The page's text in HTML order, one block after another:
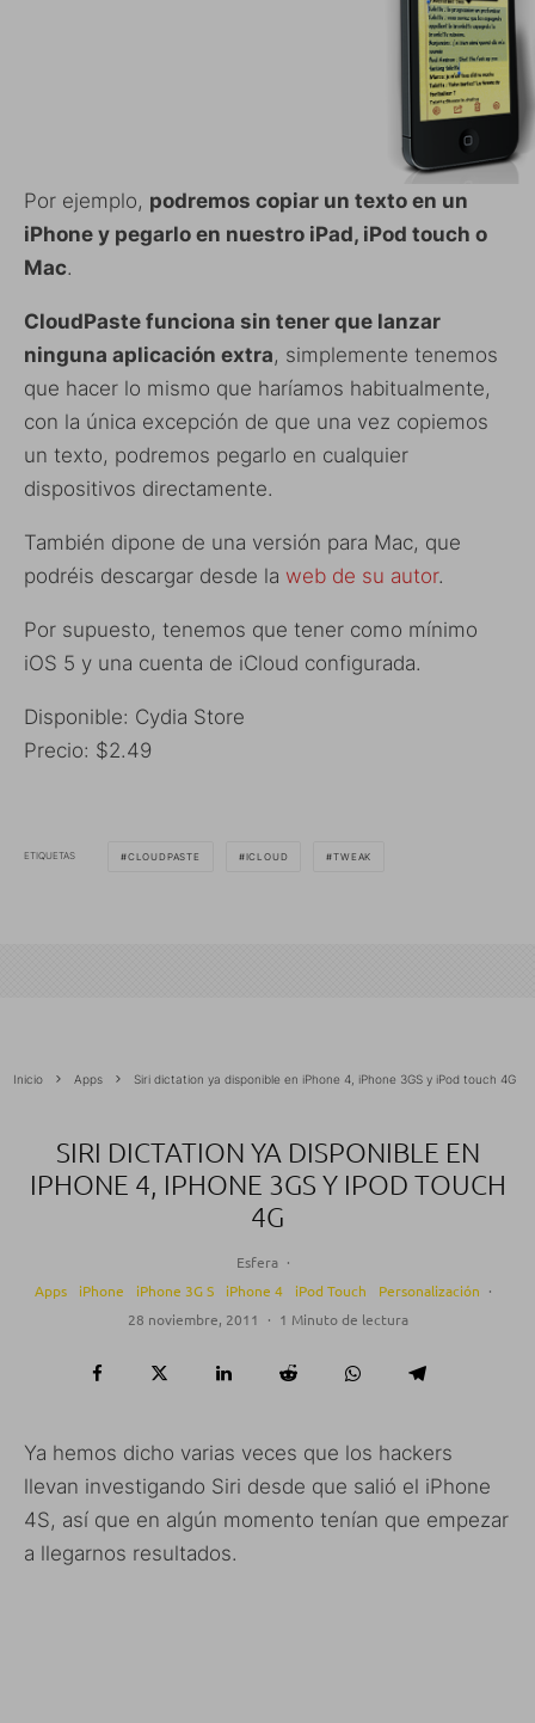
Por ejemplo, podremos copiar un texto en un
iPhone y pegarlo en nuestro iPad, iPod touch o
Mac.
CloudPaste funciona sin tener que lanzar
ninguna aplicación extra, simplemente tenemos
que hacer lo mismo que haríamos habitualmente,
con la única excepción de que una vez copiemos
un texto, podremos pegarlo en cualquier
dispositivos directamente.
También dipone de una versión para Mac, que
podréis descargar desde la web de su autor.
Por supuesto, tenemos que tener como mínimo
iOS 5 y una cuenta de iCloud configurada.
Disponible: Cydia Store
Precio: $2.49
ETIQUETAS CLOUDPASTE ICLOUD TWEAK
Inicio Apps Siri dictation ya disponible en iPhone 4, iPhone 3GS y iPod touch 4G
SIRI DICTATION YA DISPONIBLE EN
IPHONE 4, IPHONE 3GS Y IPOD TOUCH
4G
Esfera ·
Apps
iPhone iPhone 3G S iPhone 4 iPod Touch Personalización ·
28 noviembre, 2011
· 1 Minuto de lectura
Ya hemos dicho varias veces que los hackers
llevan investigando Siri desde que salió el iPhone
4S, así que en algún momento tenían que empezar
a llegarnos resultados.